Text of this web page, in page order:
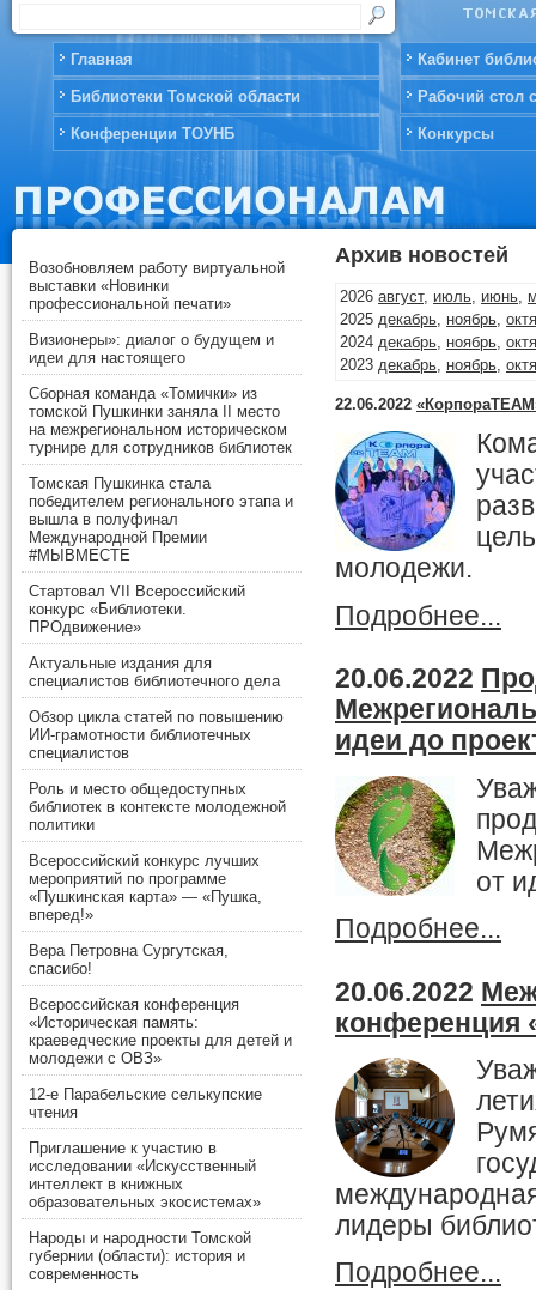
Главная
Библиотеки Томской области
Конференции ТОУНБ
Кабинет
Рабочий стол
Конкурсы
Возобновляем работу виртуальной
выставки «Новинки
профессиональной печати»
Визионеры»: диалог о будущем и
идеи для настоящего
Сборная команда «Томички» из
томской Пушкинки заняла II место
на межрегиональном историческом
турнире для сотрудников библиотек
Томская Пушкинка стала
победителем регионального этапа и
вышла в полуфинал
Международной Премии
#МЫВМЕСТЕ
Стартовал VII Всероссийский
конкурс «Библиотеки.
ПРОдвижение»
Актуальные издания для
специалистов библиотечного дела
Обзор цикла статей по повышению
ИИ-грамотности библиотечных
специалистов
Роль и место общедоступных
библиотек в контексте молодежной
политики
Всероссийский конкурс лучших
мероприятий по программе
«Пушкинская карта» — «Пушка,
вперед!»
Вера Петровна Сургутская,
спасибо!
Всероссийская конференция
«Историческая память:
краеведческие проекты для детей и
молодежи с ОВЗ»
12-е Парабельские селькупские
чтения
Приглашение к участию в
исследовании «Искусственный
интеллект в книжных
образовательных экосистемах»
Народы и народности Томской
губернии (области): история и
современность
Архив новостей
2026 август, июль, июнь,
2025 декабрь, ноябрь,
2024 декабрь, ноябрь,
2023 декабрь, ноябрь,
2021 декабрь,ноябрь,
2020 декабрь ноябрь,
2019 декабрь,ноябрь,
2018 декабрь,ноябрь,
2017 декабрь,ноябрь,
2016 декабрь,ноябрь
2015 декабрь ноябрь,
2014 декабрь,ноябрь
2012 декабрь, ноябрь
2009 декабрь
22.06.2022
молодежи.
Подробнее...
20.06.2022
идеи до
от
Подробнее...
20.06.2022
конференция
лидеры
Подробнее...